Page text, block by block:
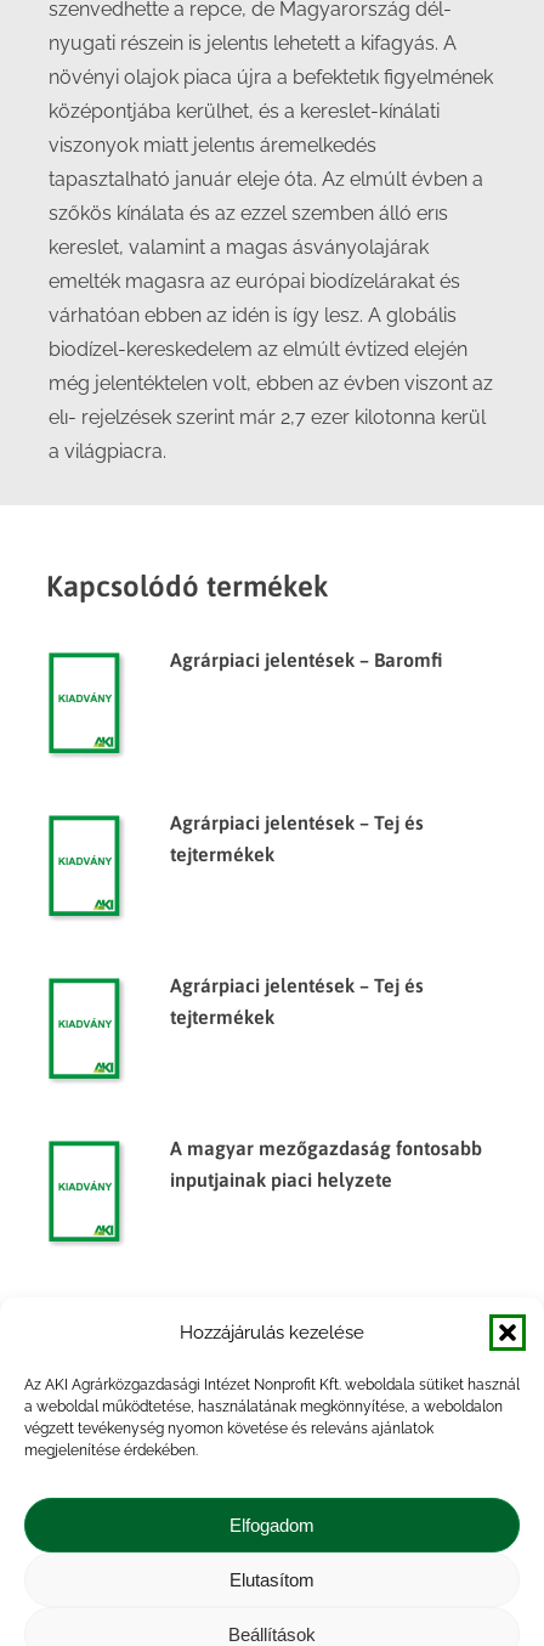
Hozzájárulás kezelése
Az AKI Agrárközgazdasági Intézet Nonprofit Kft. weboldala sütiket használ
a weboldal működtetése, használatának megkönnyítése, a weboldalon
végzett tevékenység nyomon követése és releváns ajánlatok
megjelenítése érdekében.
Elfogadom
Elutasítom
Beállítások
szenvedhette a repce, de Magyarország dél-
nyugati részein is jelentıs lehetett a kifagyás. A
növényi olajok piaca újra a befektetık figyelmének
középontjába kerülhet, és a kereslet-kínálati
viszonyok miatt jelentıs áremelkedés
tapasztalható január eleje óta. Az elmúlt évben a
szőkös kínálata és az ezzel szemben álló erıs
kereslet, valamint a magas ásványolajárak
emelték magasra az európai biodízelárakat és
várhatóan ebben az idén is így lesz. A globális
biodízel-kereskedelem az elmúlt évtized elején
még jelentéktelen volt, ebben az évben viszont az
elı- rejelzések szerint már 2,7 ezer kilotonna kerül
a világpiacra.
Kapcsolódó termékek
Agrárpiaci jelentések – Baromfi
Agrárpiaci jelentések – Tej és
tejtermékek
Agrárpiaci jelentések – Tej és
tejtermékek
A magyar mezőgazdaság fontosabb
inputjainak piaci helyzete